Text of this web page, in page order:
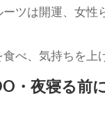
ーツは開運、女性
べ、気持ちを上
・夜寝る前